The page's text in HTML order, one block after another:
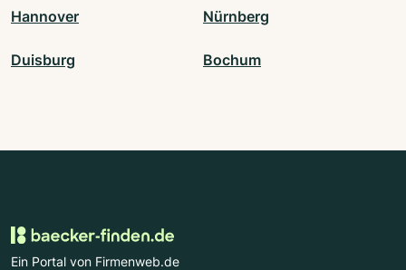
Hannover Nürnberg
Duisburg Bochum
Ein Portal von Firmenweb.de